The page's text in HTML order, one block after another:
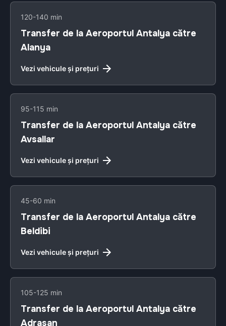
120-140 min
Transfer de la Aeroportul Antalya către
Alanya
Vezi vehicule și prețuri
95-115 min
Transfer de la Aeroportul Antalya către
Avsallar
Vezi vehicule și prețuri
45-60 min
Transfer de la Aeroportul Antalya către
Beldibi
Vezi vehicule și prețuri
105-125 min
Transfer de la Aeroportul Antalya către
Adrasan